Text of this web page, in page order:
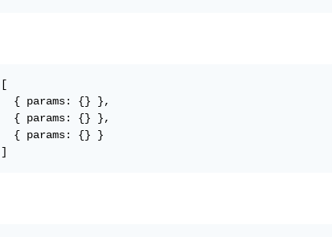
[
  { params: {} },
  { params: {} },
  { params: {} }
]